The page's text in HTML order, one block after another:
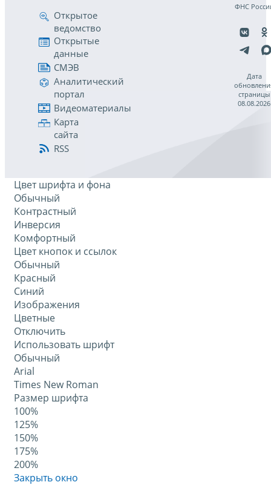
Открытое
ведомство
Открытые
данные
СМЭВ
Аналитический
портал
Видеоматериалы
Карта
сайта
RSS
ФНС
Дата
страницы
08.08.2026
Цвет шрифта и фона
Обычный
Контрастный
Инверсия
Комфортный
Цвет кнопок и ссылок
Обычный
Красный
Синий
Изображения
Цветные
Отключить
Использовать шрифт
Обычный
Arial
Times New Roman
Размер шрифта
100%
125%
150%
175%
200%
Закрыть окно